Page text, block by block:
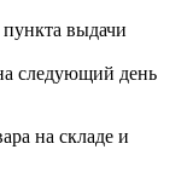
выдачи
следующий день
на складе и